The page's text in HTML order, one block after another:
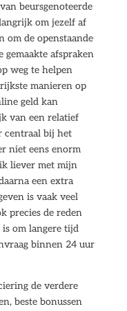
beursgenoteerde
om jezelf af
om de openstaande
gemaakte afspraken
weg te helpen
manieren op
geld kan
van een relatief
centraal bij het
niet eens enorm
liever met mijn
een extra
is vaak veel
precies de reden
om langere tijd
binnen 24 uur
de verdere
beste bonussen